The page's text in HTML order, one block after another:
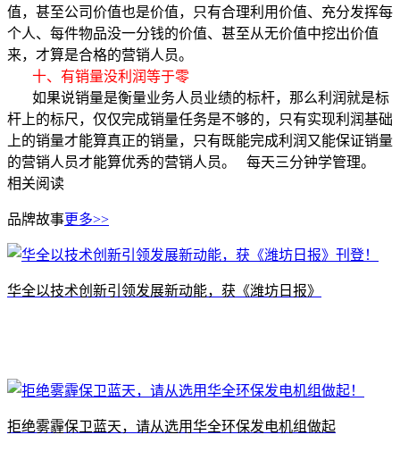
值，甚至公司价值也是价值，只有合理利用价值、充分发挥每
个人、每件物品没一分钱的价值、甚至从无价值中挖出价值
来，才算是合格的营销人员。
十、有销量没利润等于零
如果说销量是衡量业务人员业绩的标杆，那么利润就是标
杆上的标尺，仅仅完成销量任务是不够的，只有实现利润基础
上的销量才能算真正的销量，只有既能完成利润又能保证销量
的营销人员才能算优秀的营销人员。 每天三分钟学管理。
相关阅读
品牌故事更多>>
​华全以技术创新引领发展新动能，获《潍坊日报》
拒绝雾霾保卫蓝天，请从选用华全环保发电机组做起